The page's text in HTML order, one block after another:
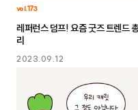
vol.173
레퍼런스 덤프! 요즘 굿즈 트렌드
리
2023.09.12